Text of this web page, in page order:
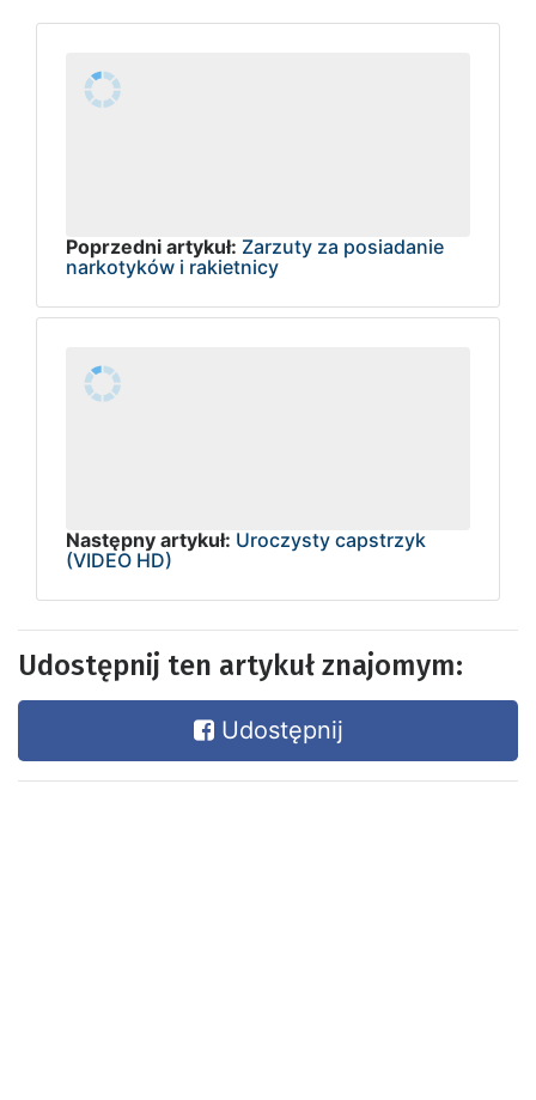
Poprzedni artykuł: Zarzuty za posiadanie
narkotyków i rakietnicy
Następny artykuł: Uroczysty capstrzyk
(VIDEO HD)
Udostępnij ten artykuł znajomym:
Udostępnij